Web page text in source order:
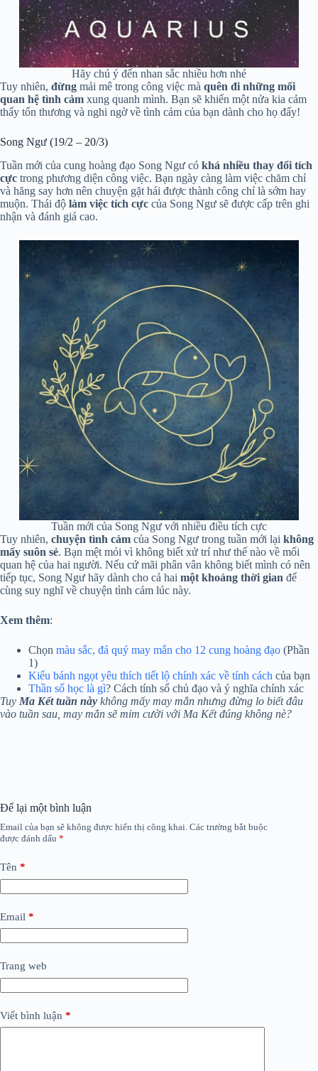
Hãy chú ý đến nhan sắc nhiều hơn nhé
Tuy nhiên, đừng mải mê trong công việc mà quên đi những mối
quan hệ tình cảm xung quanh mình. Bạn sẽ khiến một nửa kia cảm
thấy tổn thương và nghi ngờ về tình cảm của bạn dành cho họ đấy!
Song Ngư (19/2 – 20/3)
Tuần mới của cung hoàng đạo Song Ngư có khá nhiều thay đổi tích
cực trong phương diện công việc. Bạn ngày càng làm việc chăm chỉ
và hăng say hơn nên chuyện gặt hái được thành công chỉ là sớm hay
muộn. Thái độ làm việc tích cực của Song Ngư sẽ được cấp trên ghi
nhận và đánh giá cao.
Tuần mới của Song Ngư với nhiều điều tích cực
Tuy nhiên, chuyện tình cảm của Song Ngư trong tuần mới lại không
mấy suôn sẻ. Bạn mệt mỏi vì không biết xử trí như thế nào về mối
quan hệ của hai người. Nếu cứ mãi phân vân không biết mình có nên
tiếp tục, Song Ngư hãy dành cho cả hai một khoảng thời gian để
cùng suy nghĩ về chuyện tình cảm lúc này.
Xem thêm:
Chọn màu sắc, đá quý may mắn cho 12 cung hoàng đạo (Phần
1)
Kiểu bánh ngọt yêu thích tiết lộ chính xác về tính cách của bạn
Thần số học là gì? Cách tính số chủ đạo và ý nghĩa chính xác
Tuy Ma Kết tuần này không mấy may mắn nhưng đừng lo biết đâu
vào tuần sau, may mắn sẽ mỉm cười với Ma Kết đúng không nè?
Để lại một bình luận
Email của bạn sẽ không được hiển thị công khai. Các trường bắt buộc
được đánh dấu *
Tên *
Email *
Trang web
Viết bình luận *